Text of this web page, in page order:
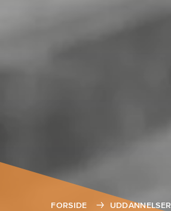
FORSIDE UDDANNELSER